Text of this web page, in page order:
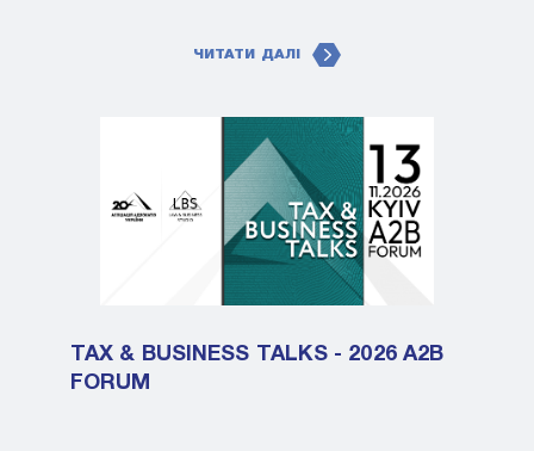
ЧИТАТИ ДАЛІ
TAX & BUSINESS TALKS - 2026 A2B
FORUM